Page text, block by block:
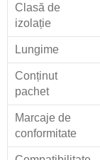
Clasă de
izolație
Lungime
Conținut
pachet
Marcaje de
conformitate